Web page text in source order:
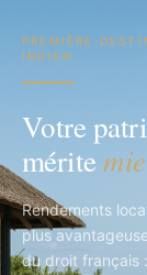
PREMIÈRE
INDIEN
Votre
mérite
Rendements
plus
du droit français